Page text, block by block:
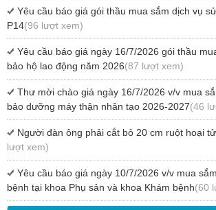
Yêu cầu báo giá gói thầu mua sắm dịch vụ
P14(96 lượt xem)
Yêu cầu báo giá ngày 16/7/2026 gói thầu
bảo hộ lao động năm 2026(87 lượt xem)
Thư mời chào giá ngày 16/7/2026 v/v mua
bảo dưỡng máy thận nhân tạo 2026-2027(46
Người đàn ông phải cắt bỏ 20 cm ruột hoại
lượt xem)
Yêu cầu báo giá ngày 10/7/2026 v/v mua
bệnh tại khoa Phụ sản và khoa Khám bệnh(60